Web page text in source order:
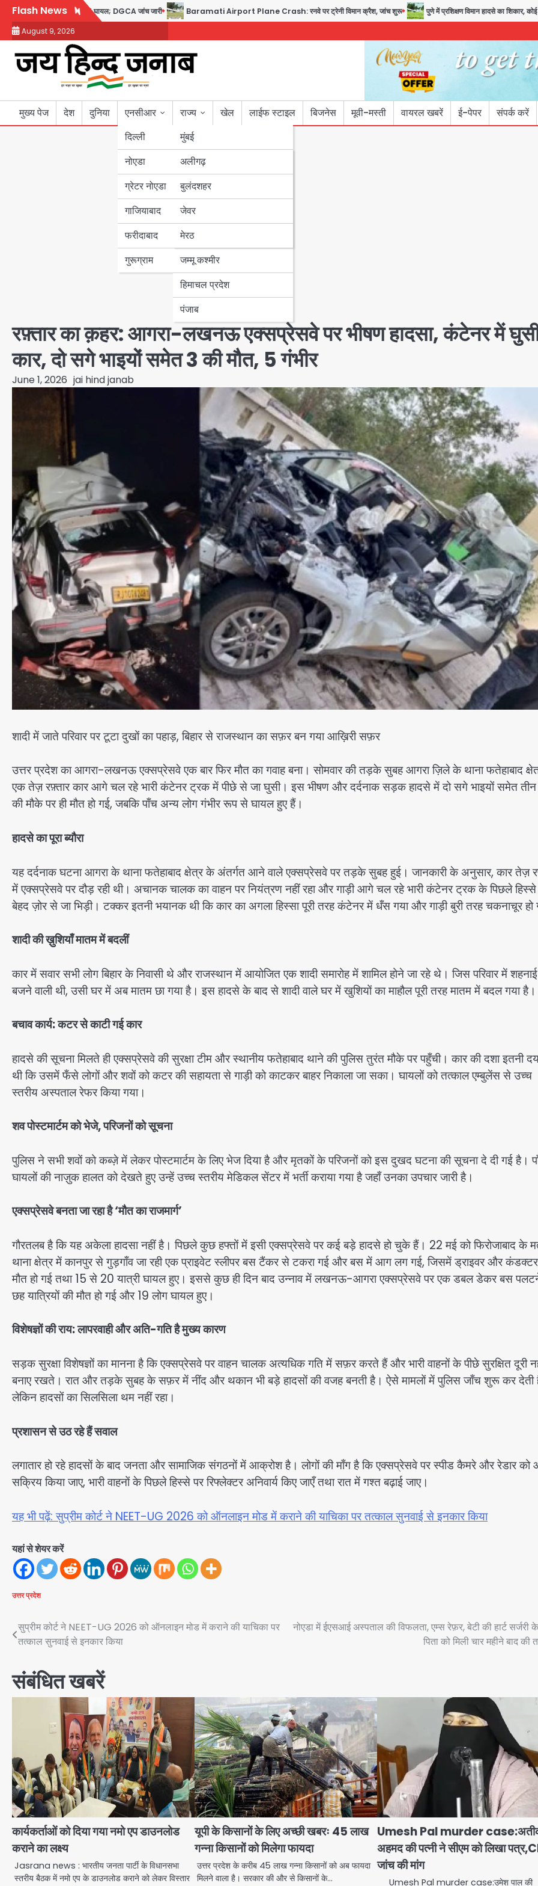
Skip
content
Flash News
टेस्ट पॉजिटिव, 17 घायल; DGCA जांच जारी Baramati Airport Plane Crash: रनवे पर ट्रेनी विमान क्रैश, जांच शुरू पुणे में प्रशिक्षण विमान हादसे का शिकार, कोई हताहत
August 9, 2026
मुख्य पेज देश दुनिया
एनसीआर
दिल्ली
नोएडा
ग्रेटर नोएडा
गाजियाबाद
फरीदाबाद
गुरूग्राम
राज्य
मुंबई
उत्तर प्रदेश
अलीगढ़
बुलंदशहर
जेवर
मेरठ
बिहार
पंजाब
हरियाणा
जम्मू कश्मीर
हिमाचल प्रदेश
पंजाब
खेल लाईफ स्टाइल बिजनेस मूवी-मस्ती वायरल खबरें ई-पेपर संपर्क करें
रफ़्तार का क़हर: आगरा-लखनऊ एक्सप्रेसवे पर भीषण हादसा, कंटेनर में
कार, दो सगे भाइयों समेत 3 की मौत, 5 गंभीर
June 1, 2026 jai hind janab
शादी में जाते परिवार पर टूटा दुखों का पहाड़, बिहार से राजस्थान का सफ़र बन गया आख़िरी सफ़र
उत्तर प्रदेश का आगरा-लखनऊ एक्सप्रेसवे एक बार फिर मौत का गवाह बना। सोमवार की तड़के सुबह आगरा ज़िले के थाना फतेहाबाद
एक तेज़ रफ़्तार कार आगे चल रहे भारी कंटेनर ट्रक में पीछे से जा घुसी। इस भीषण और दर्दनाक सड़क हादसे में दो सगे भाइयों समेत तीन
की मौके पर ही मौत हो गई, जबकि पाँच अन्य लोग गंभीर रूप से घायल हुए हैं।
हादसे का पूरा ब्यौरा
यह दर्दनाक घटना आगरा के थाना फतेहाबाद क्षेत्र के अंतर्गत आने वाले एक्सप्रेसवे पर तड़के सुबह हुई। जानकारी के अनुसार, कार तेज़
में एक्सप्रेसवे पर दौड़ रही थी। अचानक चालक का वाहन पर नियंत्रण नहीं रहा और गाड़ी आगे चल रहे भारी कंटेनर ट्रक के पिछले
बेहद ज़ोर से जा भिड़ी। टक्कर इतनी भयानक थी कि कार का अगला हिस्सा पूरी तरह कंटेनर में धँस गया और गाड़ी बुरी तरह चकनाचूर हो
शादी की ख़ुशियाँ मातम में बदलीं
कार में सवार सभी लोग बिहार के निवासी थे और राजस्थान में आयोजित एक शादी समारोह में शामिल होने जा रहे थे। जिस परिवार में शहनाई
बजने वाली थी, उसी घर में अब मातम छा गया है। इस हादसे के बाद से शादी वाले घर में खुशियों का माहौल पूरी तरह मातम में बदल गया है।
बचाव कार्य: कटर से काटी गई कार
हादसे की सूचना मिलते ही एक्सप्रेसवे की सुरक्षा टीम और स्थानीय फतेहाबाद थाने की पुलिस तुरंत मौके पर पहुँची। कार की दशा इतनी
थी कि उसमें फँसे लोगों और शवों को कटर की सहायता से गाड़ी को काटकर बाहर निकाला जा सका। घायलों को तत्काल एम्बुलेंस से उच्च
स्तरीय अस्पताल रेफर किया गया।
शव पोस्टमार्टम को भेजे, परिजनों को सूचना
पुलिस ने सभी शवों को कब्ज़े में लेकर पोस्टमार्टम के लिए भेज दिया है और मृतकों के परिजनों को इस दुखद घटना की सूचना दे दी गई है।
घायलों की नाज़ुक हालत को देखते हुए उन्हें उच्च स्तरीय मेडिकल सेंटर में भर्ती कराया गया है जहाँ उनका उपचार जारी है।
एक्सप्रेसवे बनता जा रहा है ‘मौत का राजमार्ग’
गौरतलब है कि यह अकेला हादसा नहीं है। पिछले कुछ हफ्तों में इसी एक्सप्रेसवे पर कई बड़े हादसे हो चुके हैं। 22 मई को फिरोजाबाद के
थाना क्षेत्र में कानपुर से गुड़गाँव जा रही एक प्राइवेट स्लीपर बस टैंकर से टकरा गई और बस में आग लग गई, जिसमें ड्राइवर और
मौत हो गई तथा 15 से 20 यात्री घायल हुए। इससे कुछ ही दिन बाद उन्नाव में लखनऊ-आगरा एक्सप्रेसवे पर एक डबल डेकर बस
छह यात्रियों की मौत हो गई और 19 लोग घायल हुए।
विशेषज्ञों की राय: लापरवाही और अति-गति है मुख्य कारण
सड़क सुरक्षा विशेषज्ञों का मानना है कि एक्सप्रेसवे पर वाहन चालक अत्यधिक गति में सफ़र करते हैं और भारी वाहनों के पीछे सुरक्षित दूरी
बनाए रखते। रात और तड़के सुबह के सफ़र में नींद और थकान भी बड़े हादसों की वजह बनती है। ऐसे मामलों में पुलिस जाँच शुरू कर देती
लेकिन हादसों का सिलसिला थम नहीं रहा।
प्रशासन से उठ रहे हैं सवाल
लगातार हो रहे हादसों के बाद जनता और सामाजिक संगठनों में आक्रोश है। लोगों की माँग है कि एक्सप्रेसवे पर स्पीड कैमरे और रेडार को
सक्रिय किया जाए, भारी वाहनों के पिछले हिस्से पर रिफ्लेक्टर अनिवार्य किए जाएँ तथा रात में गश्त बढ़ाई जाए।
यह भी पढ़ें: सुप्रीम कोर्ट ने NEET-UG 2026 को ऑनलाइन मोड में कराने की याचिका पर तत्काल सुनवाई से इनकार किया
यहां से शेयर करें
उत्तर प्रदेश
Post
navigation
सुप्रीम कोर्ट ने NEET-UG 2026 को ऑनलाइन मोड में कराने की याचिका पर
तत्काल सुनवाई से इनकार किया
नोएडा में ईएसआई अस्पताल की विफलता, एम्स रेफ़र, बेटी की हार्ट सर्जरी
पिता को मिली चार महीने बाद की
संबंधित खबरें
कार्यकर्ताओं को दिया गया नमो एप डाउनलोड
कराने का लक्ष्य
Jasrana news : भारतीय जनता पार्टी के विधानसभा
स्तरीय बैठक में नमो एप के डाउनलोड कराने को लेकर विस्तार
यूपी के किसानों के लिए अच्छी खबरः 45 लाख
गन्ना किसानों को मिलेगा फायदा
उत्तर प्रदेश के करीब 45 लाख गन्ना किसानों को अब फायदा
मिलने वाला है। सरकार की और से किसानों के…
Umesh Pal murder
अहमद की पत्नी ने सीएम को लिखा
जांच की मांग
Umesh Pal murder case:उमेश पाल की